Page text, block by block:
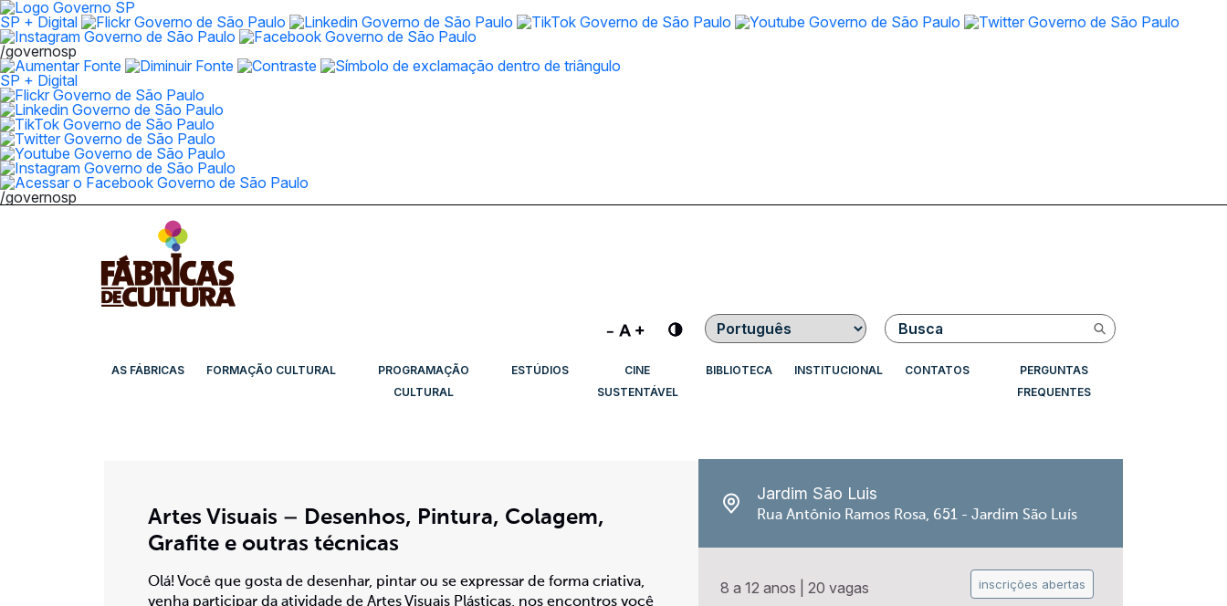
SP + Digital
/governosp
SP + Digital
/governosp
Contraste Buscar
AS FÁBRICAS FORMAÇÃO CULTURAL
PROGRAMAÇÃO
CULTURAL
ESTÚDIOS
CINE
SUSTENTÁVEL
BIBLIOTECA INSTITUCIONAL CONTATOS
PERGUNTAS
FREQUENTES
Artes Visuais – Desenhos, Pintura, Colagem,
Grafite e outras técnicas
Olá! Você que gosta de desenhar, pintar ou se expressar de forma criativa,
venha participar da atividade de Artes Visuais Plásticas, nos encontros você
Jardim São Luis
Rua Antônio Ramos Rosa, 651 - Jardim São Luís
8 a 12 anos 20 vagas inscrições abertas